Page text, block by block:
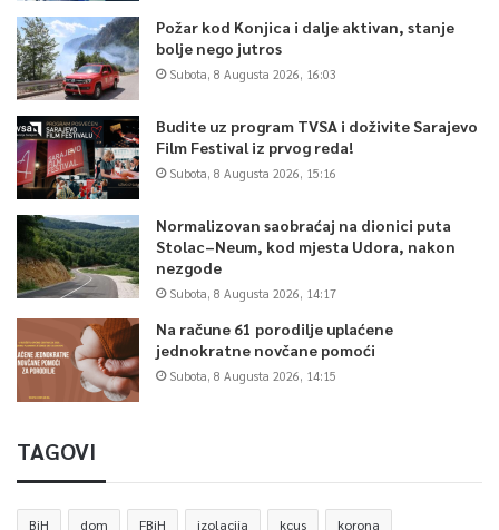
Požar kod Konjica i dalje aktivan, stanje
bolje nego jutros
Subota, 8 Augusta 2026, 16:03
Budite uz program TVSA i doživite Sarajevo
Film Festival iz prvog reda!
Subota, 8 Augusta 2026, 15:16
Normalizovan saobraćaj na dionici puta
Stolac–Neum, kod mjesta Udora, nakon
nezgode
Subota, 8 Augusta 2026, 14:17
Na račune 61 porodilje uplaćene
jednokratne novčane pomoći
Subota, 8 Augusta 2026, 14:15
TAGOVI
BiH dom FBiH izolacija kcus korona